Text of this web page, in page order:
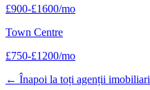
£900-£1600/mo
Town Centre
£750-£1200/mo
← Înapoi la toți agenții imobiliari